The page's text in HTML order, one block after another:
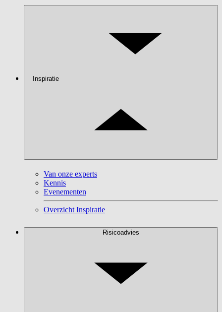
Inspiratie
Van onze experts
Kennis
Evenementen
Overzicht Inspiratie
Risicoadvies